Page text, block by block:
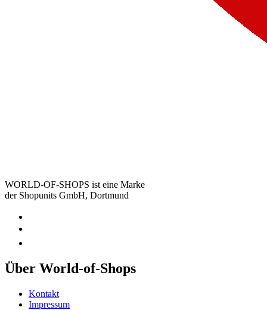
WORLD-OF-SHOPS ist eine Marke
der Shopunits GmbH, Dortmund
Über World-of-Shops
Kontakt
Impressum